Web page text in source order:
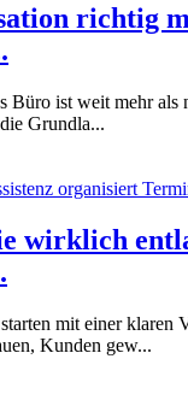
richtig
Büro ist weit mehr als
Grundla...
wirklich
mit einer klaren
Kunden gew...